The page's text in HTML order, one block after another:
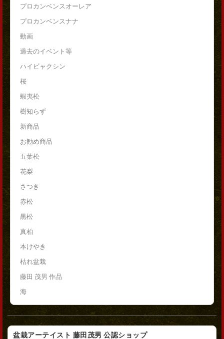
プロカンベンスオーレア
プロカンベンスナナ
動画
過去のイベント等
ハイビャクシン
桜
蝦夷松
樹知らず
新商品
お勧め商品
五葉松
花梨
さつき
赤松
黒松
真柏
本けやき
枯れ盆栽
藤田 茂男 作品
海
盆栽アーテイスト 藤田茂男 公認ショップ